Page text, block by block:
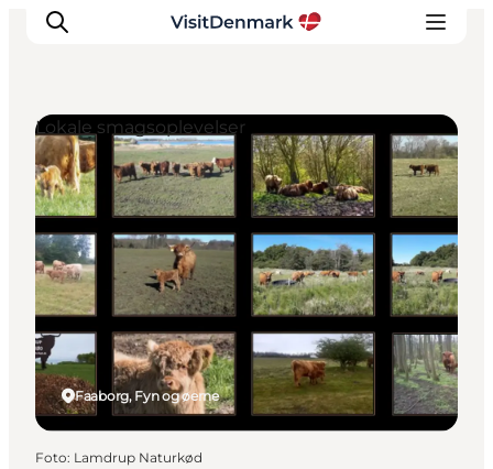
Inspiration
Destinationer
Oplevelser
Overnatning
Planlæg ferien
Faaborg, Fyn og øerne
Lokale smagsoplevelser
Foto: Lamdrup Naturkød